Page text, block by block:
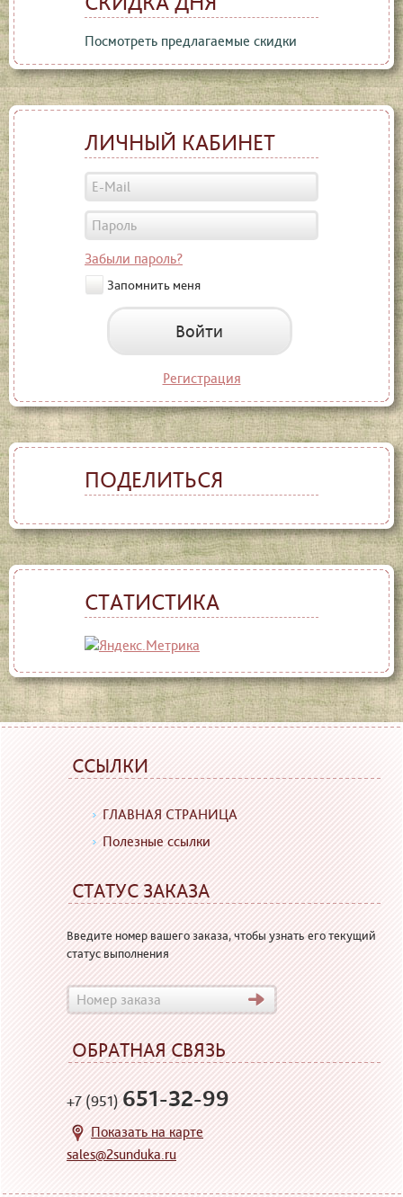
Посмотреть предлагаемые скидки
ЛИЧНЫЙ КАБИНЕТ
Забыли пароль?
Запомнить меня
Войти
Регистрация
ПОДЕЛИТЬСЯ
СТАТИСТИКА
ССЫЛКИ
ГЛАВНАЯ СТРАНИЦА
Полезные ссылки
СТАТУС ЗАКАЗА
Введите номер вашего заказа, чтобы узнать его текущий
статус выполнения
ОБРАТНАЯ СВЯЗЬ
+7 (951)651-32-99
Показать на карте
sales@2sunduka.ru